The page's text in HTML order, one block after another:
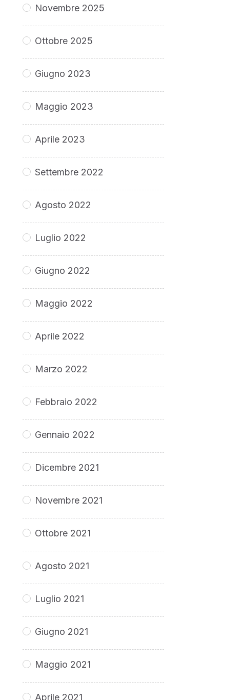
Novembre 2025
Ottobre 2025
Giugno 2023
Maggio 2023
Aprile 2023
Settembre 2022
Agosto 2022
Luglio 2022
Giugno 2022
Maggio 2022
Aprile 2022
Marzo 2022
Febbraio 2022
Gennaio 2022
Dicembre 2021
Novembre 2021
Ottobre 2021
Agosto 2021
Luglio 2021
Giugno 2021
Maggio 2021
Aprile 2021